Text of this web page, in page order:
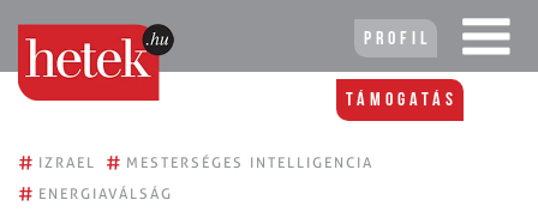
Profil
Támogatás
# IZRAEL # MESTERSÉGES INTELLIGENCIA
# ENERGIAVÁLSÁG